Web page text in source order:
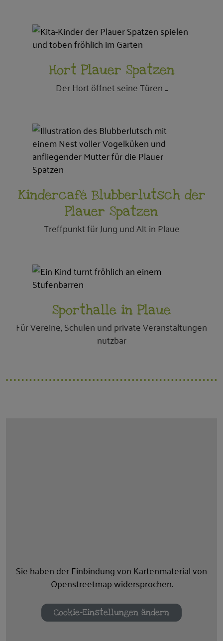
Hort Plauer Spatzen
Der Hort öffnet seine Türen ...
Kindercafé Blubberlutsch der
Plauer Spatzen
Treffpunkt für Jung und Alt in Plaue
Sporthalle in Plaue
Für Vereine, Schulen und private Veranstaltungen
nutzbar
Sie haben der Einbindung von Kartenmaterial von
Openstreetmap widersprochen.
Cookie-Einstellungen ändern